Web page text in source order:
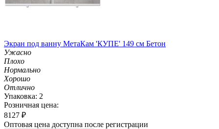
Экран под ванну МетаКам 'КУПЕ' 149 см Бетон
Ужасно
Плохо
Нормально
Хорошо
Отлично
Упаковка: 2
Розничная цена:
8127 ₽
Оптовая цена доступна после регистрации